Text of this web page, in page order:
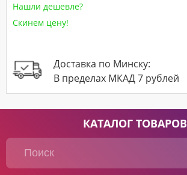
Нашли дешевле?
Скинем цену!
Доставка по Минску:
В пределах МКАД 7 рублей
КАТАЛОГ ТОВАРОВ